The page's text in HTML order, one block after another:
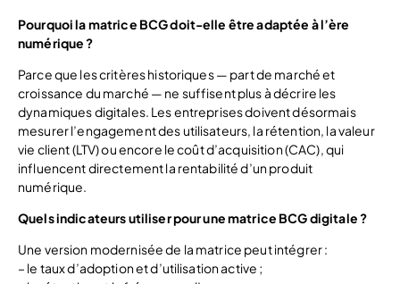
Pourquoi la matrice BCG doit-elle être adaptée à l’ère
numérique ?
Parce que les critères historiques — part de marché et
croissance du marché — ne suffisent plus à décrire les
dynamiques digitales. Les entreprises doivent désormais
mesurer l’engagement des utilisateurs, la rétention, la valeur
vie client (LTV) ou encore le coût d’acquisition (CAC), qui
influencent directement la rentabilité d’un produit
numérique.
Quels indicateurs utiliser pour une matrice BCG digitale ?
Une version modernisée de la matrice peut intégrer :
– le taux d’adoption et d’utilisation active ;